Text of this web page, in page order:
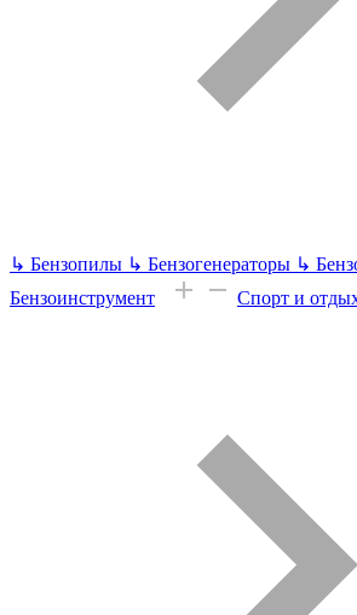
↳ Бензопилы ↳ Бензогенераторы ↳
Бензоинструмент
Спорт и